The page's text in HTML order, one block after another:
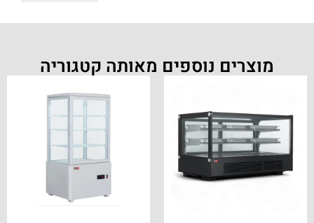
מוצרים נוספים מאותה קטגוריה